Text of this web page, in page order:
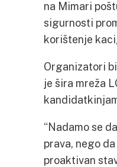
na Mimari
sigurnosti
korištenje
Organizatori
je šira mreža
“Nadamo se
prava, nego
proaktivan